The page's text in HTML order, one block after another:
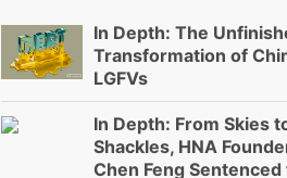
In Depth: The
Transformation of
LGFVs
In Depth: From Skies
Shackles, HNA
Chen Feng Sentenced